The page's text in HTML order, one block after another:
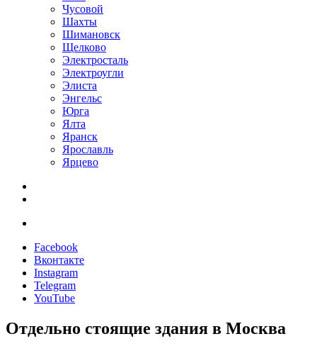
Чусовой
Шахты
Шимановск
Щелково
Электросталь
Электроугли
Элиста
Энгельс
Юрга
Ялта
Яранск
Ярославль
Ярцево
Facebook
Вконтакте
Instagram
Telegram
YouTube
Отдельно стоящие здания в Москва